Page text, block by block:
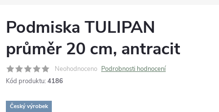
Podmiska TULIPAN
průměr 20 cm, antracit
Neohodnoceno Podrobnosti hodnocení
Kód produktu: 4186
Český výrobek